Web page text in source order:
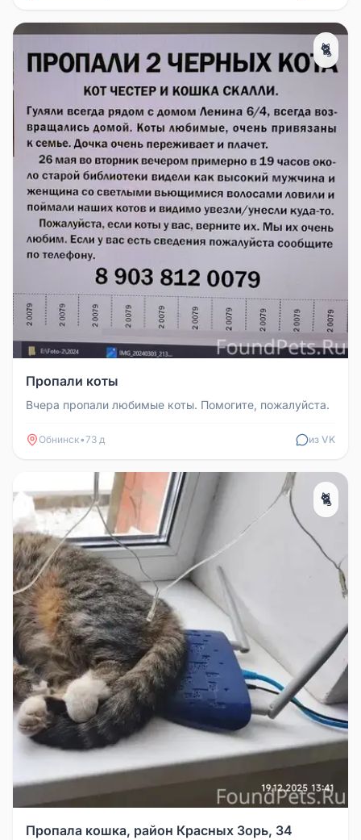
🐈
Пропали коты
Вчера пропали любимые коты. Помогите, пожалуйста.
Обнинск•73 д из VK
🐈
Пропала кошка, район Красных Зорь, 34